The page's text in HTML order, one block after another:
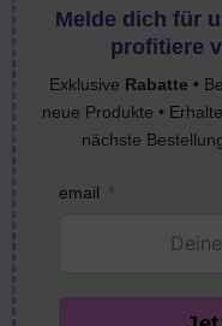
Melde dich für
profitiere
Exklusive Rabatte •
neue Produkte • Erhalte
nächste
email